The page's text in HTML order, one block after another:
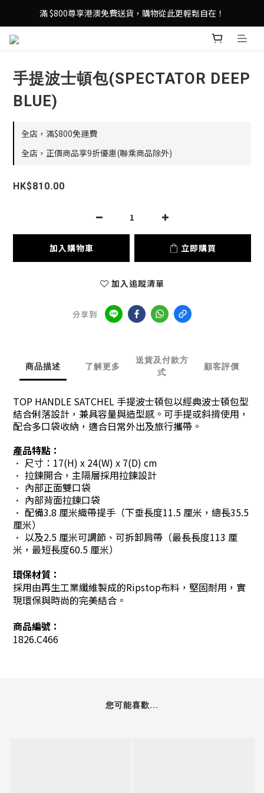
登記成為 LeSportsac網店會員，即享 HK$50 購物金禮遇！
滿 $800尊享港澳免費送貨，購物從此更輕鬆自在！
登記成為 LeSportsac網店會員，即享 HK$50 購物金禮遇！
手提波士頓包(SPECTATOR DEEP
BLUE)
全店，滿$800免運費
全店，正價商品享9折優惠(聯乘商品除外)
HK$810.00
加入購物車 立即購買
加入追蹤清單
分享到
商品描述 了解更多
送貨及付款方
式
顧客評價
TOP HANDLE SATCHEL 手提波士頓包以經典波士頓包型
結合俐落設計，兼具容量與造型感。可手提或斜揹使用，
配合多口袋收納，適合日常外出及旅行攜帶。
產品特點：
• 尺寸：17(H) x 24(W) x 7(D) cm
• 拉鍊開合，主隔層採用拉鍊設計
• 內部正面雙口袋
• 內部背面拉鍊口袋
• 配備3.8 厘米織帶提手（下垂長度11.5 厘米，總長35.5
厘米）
• 以及2.5 厘米可調節、可拆卸肩帶（最長長度113 厘
米，最短長度60.5 厘米）
環保材質：
採用由再生工業纖維製成的Ripstop布料，堅固耐用，實
現環保與時尚的完美結合。
商品編號：
1826.C466
您可能喜歡...